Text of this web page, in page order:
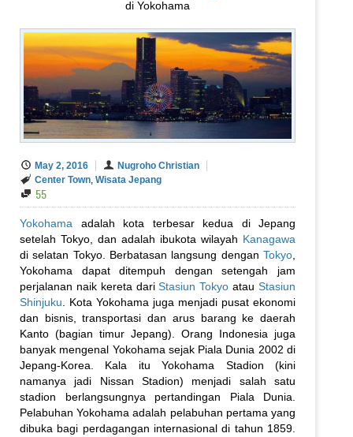
di Yokohama
May 2, 2016
Nugroho Christian
Center Town, Wisata Jepang
55
Yokohama adalah kota terbesar kedua di Jepang
setelah Tokyo, dan adalah ibukota wilayah Kanagawa
di selatan Tokyo. Berbatasan langsung dengan Tokyo
Yokohama dapat ditempuh dengan setengah jam
perjalanan naik kereta dariStasiun Tokyo atauStasiun
Shinjuku . Kota Yokohama juga menjadi pusat ekonomi
dan bisnis, transportasi dan arus barang ke daerah
Kanto (bagian timur Jepang). Orang Indonesia juga
banyak mengenal Yokohama sejak Piala Dunia 2002 di
Jepang-Korea. Kala itu Yokohama Stadion (kini
namanya jadi Nissan Stadion) menjadi salah satu
stadion berlangsungnya pertandingan Piala Dunia.
Pelabuhan Yokohama adalah pelabuhan pertama yang
dibuka bagi perdagangan internasional di tahun 1859.